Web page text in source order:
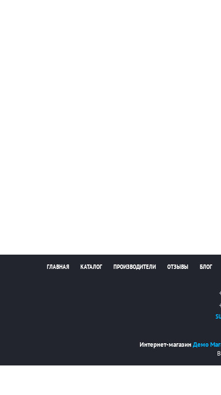
ГЛАВНАЯ КАТАЛОГ ПРОИЗВОДИТЕЛИ ОТЗЫВЫ БЛОГ
Интернет-магазинДемо